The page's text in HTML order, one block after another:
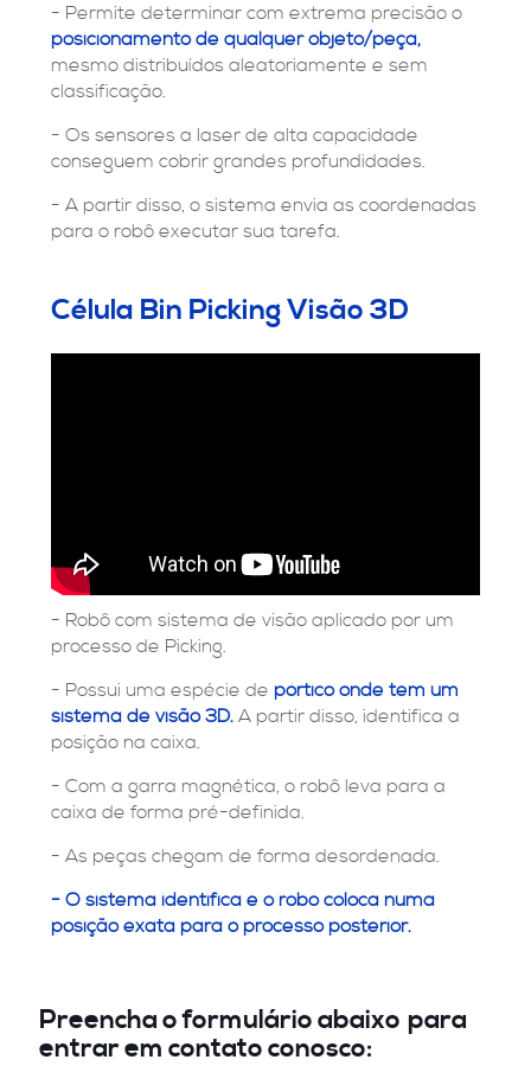
- Permite determinar com extrema precisão o
posicionamento de qualquer objeto/peça,
mesmo distribuídos aleatoriamente e sem
classificação.
- Os sensores a laser de alta capacidade
conseguem cobrir grandes profundidades.
- A partir disso, o sistema envia as coordenadas
para o robô executar sua tarefa.
Célula Bin Picking Visão 3D
- Robô com sistema de visão aplicado por um
processo de Picking.
- Possui uma espécie de pórtico onde tem um
sistema de visão 3D. A partir disso, identifica a
posição na caixa.
- Com a garra magnética, o robô leva para a
caixa de forma pré-definida.
- As peças chegam de forma desordenada.
- O sistema identifica e o robô coloca numa
posição exata para o processo posterior.
Preencha o formulário abaixo para
entrar em contato conosco: